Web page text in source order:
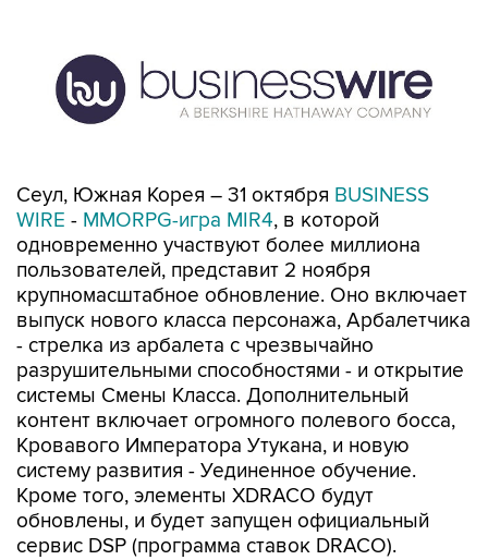
Сеул, Южная Корея – 31 октября BUSINESS
WIRE - MMORPG-игра MIR4, в которой
одновременно участвуют более миллиона
пользователей, представит 2 ноября
крупномасштабное обновление. Оно включает
выпуск нового класса персонажа, Арбалетчика
- стрелка из арбалета с чрезвычайно
разрушительными способностями - и открытие
системы Смены Класса. Дополнительный
контент включает огромного полевого босса,
Кровавого Императора Утукана, и новую
систему развития - Уединенное обучение.
Кроме того, элементы XDRACO будут
обновлены, и будет запущен официальный
сервис DSP (программа ставок DRACO).